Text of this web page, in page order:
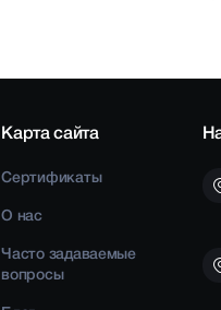
Карта сайта
Сертификаты
О нас
Часто задаваемые
вопросы